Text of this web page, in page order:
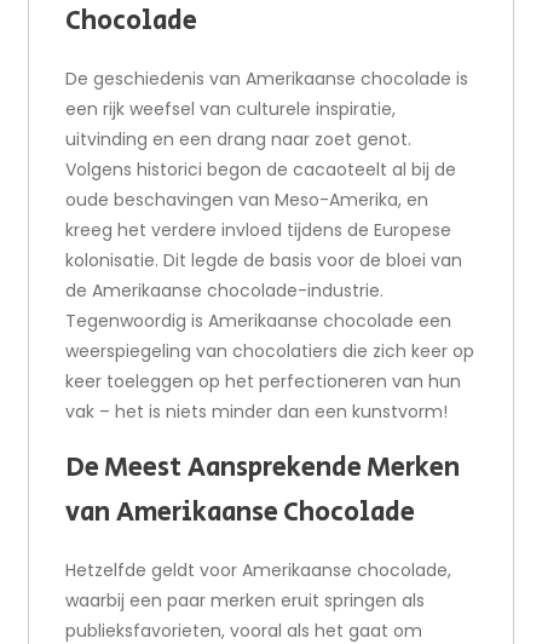
Chocolade
De geschiedenis van Amerikaanse chocolade is
een rijk weefsel van culturele inspiratie,
uitvinding en een drang naar zoet genot.
Volgens historici begon de cacaoteelt al bij de
oude beschavingen van Meso-Amerika, en
kreeg het verdere invloed tijdens de Europese
kolonisatie. Dit legde de basis voor de bloei van
de Amerikaanse chocolade-industrie.
Tegenwoordig is Amerikaanse chocolade een
weerspiegeling van chocolatiers die zich keer op
keer toeleggen op het perfectioneren van hun
vak – het is niets minder dan een kunstvorm!
De Meest Aansprekende Merken
van Amerikaanse Chocolade
Hetzelfde geldt voor Amerikaanse chocolade,
waarbij een paar merken eruit springen als
publieksfavorieten, vooral als het gaat om